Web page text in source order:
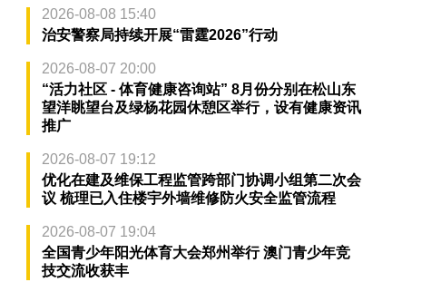
2026-08-08 15:40
治安警察局持续开展“雷霆2026”行动
2026-08-07 20:00
“活力社区 - 体育健康咨询站” 8月份分别在松山东
望洋眺望台及绿杨花园休憩区举行，设有健康资讯
推广
2026-08-07 19:12
优化在建及维保工程监管跨部门协调小组第二次会
议 梳理已入住楼宇外墙维修防火安全监管流程
2026-08-07 19:04
全国青少年阳光体育大会郑州举行 澳门青少年竞
技交流收获丰